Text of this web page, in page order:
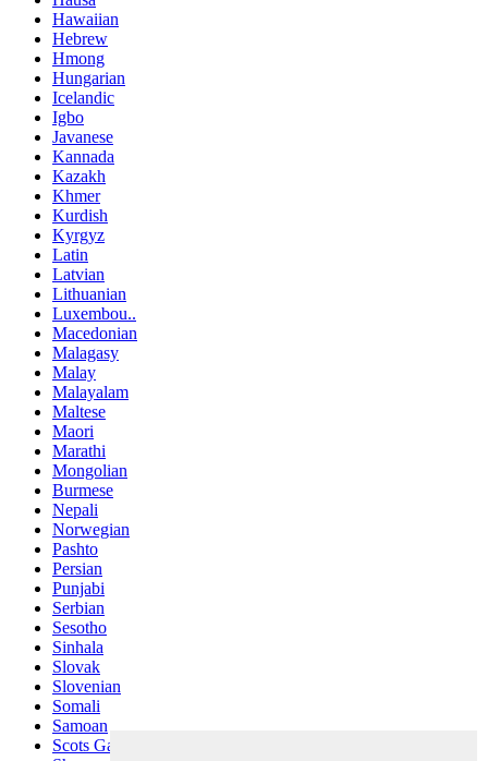
Hawaiian
Hebrew
Hmong
Hungarian
Icelandic
Igbo
Javanese
Kannada
Kazakh
Khmer
Kurdish
Kyrgyz
Latin
Latvian
Lithuanian
Luxembou..
Macedonian
Malagasy
Malay
Malayalam
Maltese
Maori
Marathi
Mongolian
Burmese
Nepali
Norwegian
Pashto
Persian
Punjabi
Serbian
Sesotho
Sinhala
Slovak
Slovenian
Somali
Samoan
Scots Gaelic